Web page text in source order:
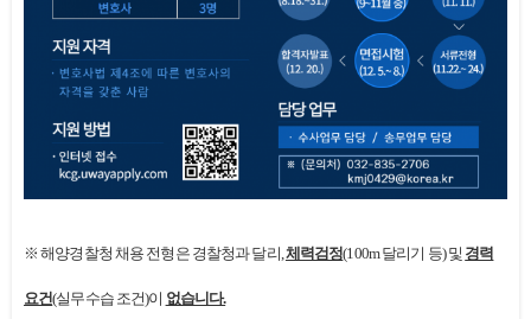
※해양경찰청 채용 전형은 경찰청과 달리, 체력검정(100m 달리기 등) 및 경력
요건(실무수습 조건)이 없습니다.